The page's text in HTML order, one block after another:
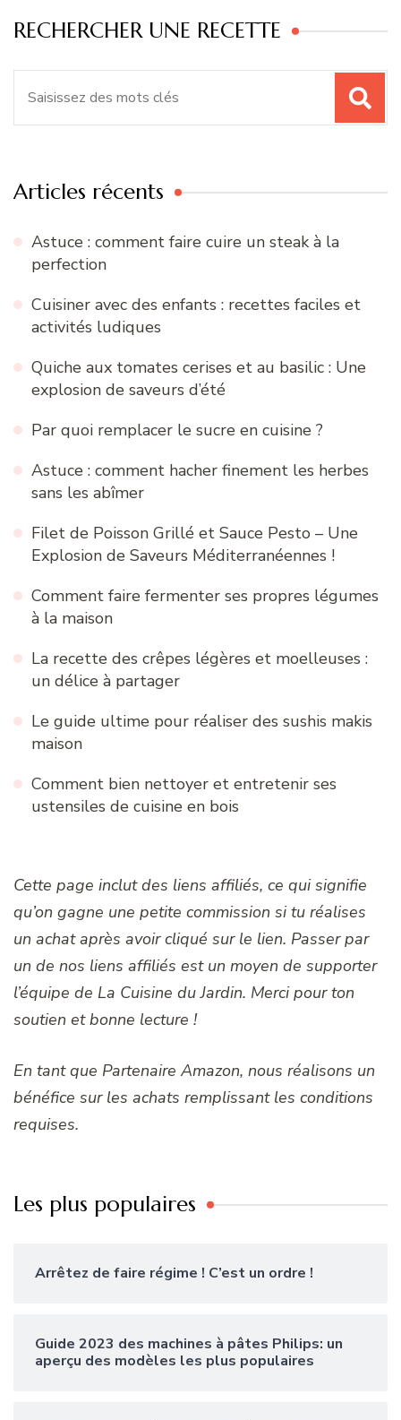
RECHERCHER UNE RECETTE
Articles récents
Astuce : comment faire cuire un steak à la
perfection
Cuisiner avec des enfants : recettes faciles et
activités ludiques
Quiche aux tomates cerises et au basilic : Une
explosion de saveurs d’été
Par quoi remplacer le sucre en cuisine ?
Astuce : comment hacher finement les herbes
sans les abîmer
Filet de Poisson Grillé et Sauce Pesto – Une
Explosion de Saveurs Méditerranéennes !
Comment faire fermenter ses propres légumes
à la maison
La recette des crêpes légères et moelleuses :
un délice à partager
Le guide ultime pour réaliser des sushis makis
maison
Comment bien nettoyer et entretenir ses
ustensiles de cuisine en bois
Cette page inclut des liens affiliés, ce qui signifie
qu’on gagne une petite commission si tu réalises
un achat après avoir cliqué sur le lien. Passer par
un de nos liens affiliés est un moyen de supporter
l’équipe de La Cuisine du Jardin. Merci pour ton
soutien et bonne lecture !
En tant que Partenaire Amazon, nous réalisons un
bénéfice sur les achats remplissant les conditions
requises.
Les plus populaires
Arrêtez de faire régime ! C’est un ordre !
Guide 2023 des machines à pâtes Philips: un
aperçu des modèles les plus populaires